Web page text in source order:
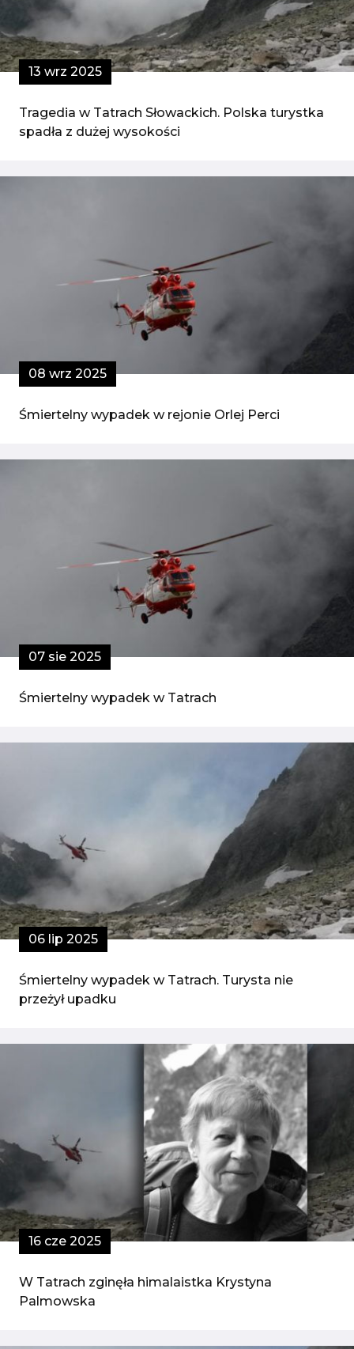
13 wrz 2025
Tragedia w Tatrach Słowackich. Polska turystka
spadła z dużej wysokości
08 wrz 2025
Śmiertelny wypadek w rejonie Orlej Perci
07 sie 2025
Śmiertelny wypadek w Tatrach
06 lip 2025
Śmiertelny wypadek w Tatrach. Turysta nie
przeżył upadku
16 cze 2025
W Tatrach zginęła himalaistka Krystyna
Palmowska